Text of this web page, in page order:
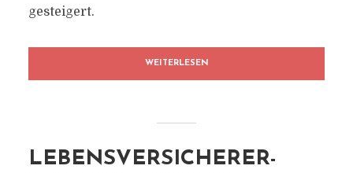
gesteigert.
WEITERLESEN
LEBENSVERSICHERER-